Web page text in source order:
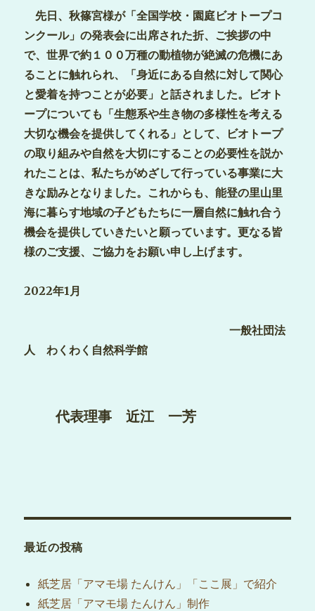
先日、秋篠宮様が「全国学校・園庭ビオトープコ
ンクール」の発表会に出席された折、ご挨拶の中
で、世界で約１００万種の動植物が絶滅の危機にあ
ることに触れられ、「身近にある自然に対して関心
と愛着を持つことが必要」と話されました。ビオト
ープについても「生態系や生き物の多様性を考える
大切な機会を提供してくれる」として、ビオトープ
の取り組みや自然を大切にすることの必要性を説か
れたことは、私たちがめざして行っている事業に大
きな励みとなりました。これからも、能登の里山里
海に暮らす地域の子どもたちに一層自然に触れ合う
機会を提供していきたいと願っています。更なる皆
様のご支援、ご協力をお願い申し上げます。
2022年1月
一般社団法
人 わくわく自然科学館
代表理事 近江 一芳
最近の投稿
紙芝居「アマモ場 たんけん」「ここ展」で紹介
紙芝居「アマモ場 たんけん」制作